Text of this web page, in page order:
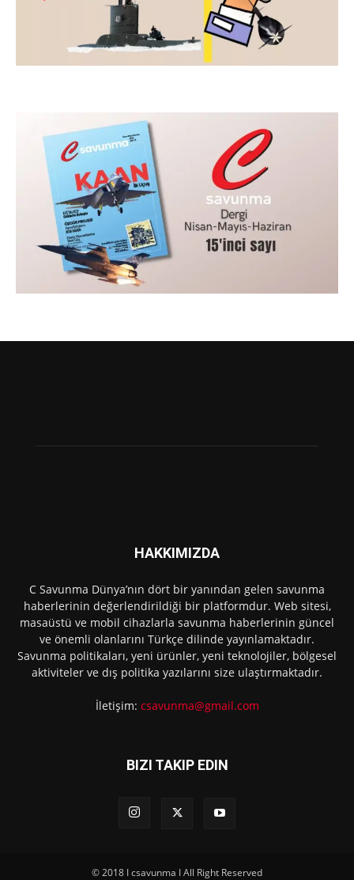
HAKKIMIZDA
C Savunma Dünya’nın dört bir yanından gelen savunma
haberlerinin değerlendirildiği bir platformdur. Web sitesi,
masaüstü ve mobil cihazlarla savunma haberlerinin güncel
ve önemli olanlarını Türkçe dilinde yayınlamaktadır.
Savunma politikaları, yeni ürünler, yeni teknolojiler, bölgesel
aktiviteler ve dış politika yazılarını size ulaştırmaktadır.
İletişim: csavunma@gmail.com
BIZI TAKIP EDIN
© 2018 I csavunma I All Right Reserved